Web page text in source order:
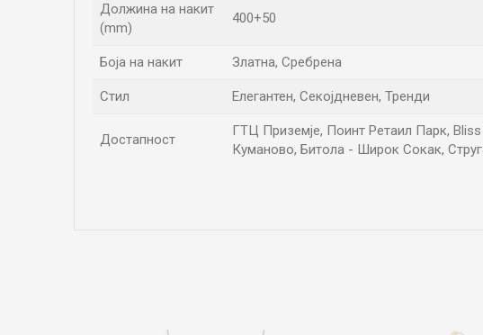
Должина на накит
(mm)
400+50
Боја на накит Златна, Сребрена
Стил Елегантен, Секојдневен, Тренди
Достапност
ГТЦ Приземје, Поинт Ретаил Парк,
Куманово, Битола - Широк Сокак,